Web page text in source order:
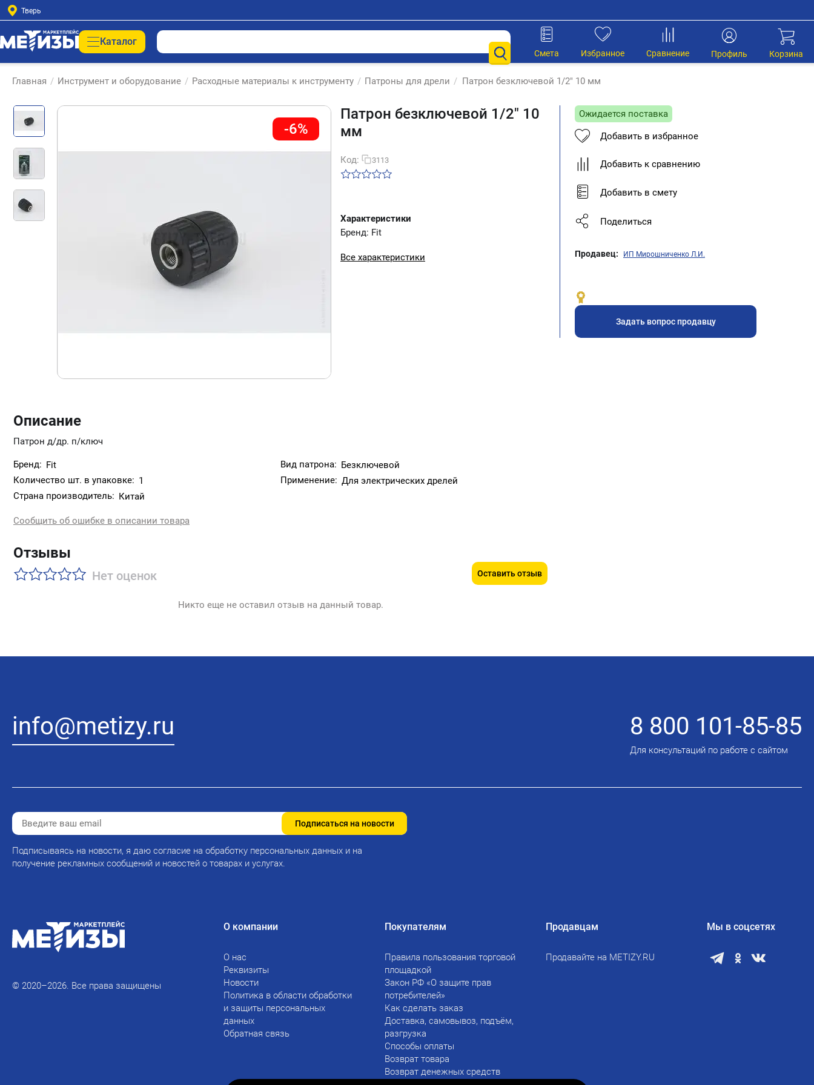
Тверь
Каталог
Корзина
Профиль
Сравнение
Избранное
Смета
Главная / Инструмент и оборудование / Расходные материалы к инструменту / Патроны для дрели / Патрон безключевой 1/2" 10 мм
-6%
Патрон безключевой 1/2" 10
мм
Код: 3113
Характеристики
Бренд: Fit
Все характеристики
Описание
Патрон д/др. п/ключ
Бренд: Fit Вид патрона: Безключевой
Количество шт. в упаковке: 1 Применение: Для электрических дрелей
Страна производитель: Китай
Сообщить об ошибке в описании товара
Отзывы
Нет оценок Оставить отзыв
Никто еще не оставил отзыв на данный товар.
Ожидается поставка
Добавить в избранное
Добавить к сравнению
Добавить в смету
Поделиться
Продавец: ИП Мирошниченко Л.И.
Задать вопрос продавцу
info@metizy.ru 8 800 101-85-85
Для консультаций по работе с сайтом
Подписаться на новости
Подписываясь на новости, я даю согласие на обработку персональных данных и на
получение рекламных сообщений и новостей о товарах и услугах.
© 2020–2026. Все права защищены
О компании
О нас
Реквизиты
Новости
Политика в области обработки
и защиты персональных
данных
Обратная связь
Покупателям
Правила пользования торговой
площадкой
Закон РФ «О защите прав
потребителей»
Как сделать заказ
Доставка, самовывоз, подъём,
разгрузка
Способы оплаты
Возврат товара
Возврат денежных средств
Продавцам
Продавайте на METIZY.RU
Мы в соцсетях